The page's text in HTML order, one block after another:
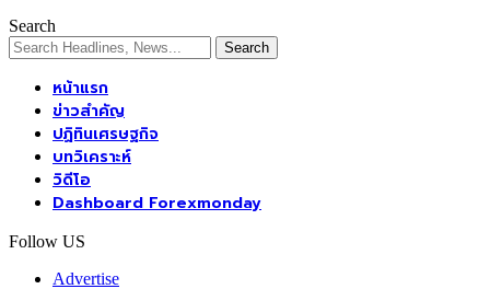
Search
หน้าแรก
ข่าวสำคัญ
ปฏิทินเศรษฐกิจ
บทวิเคราะห์
วิดีโอ
Dashboard Forexmonday
Follow US
Advertise